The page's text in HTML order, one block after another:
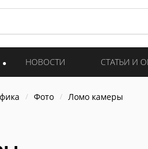
НОВОСТИ СТАТЬИ И
Фото Ломо камеры